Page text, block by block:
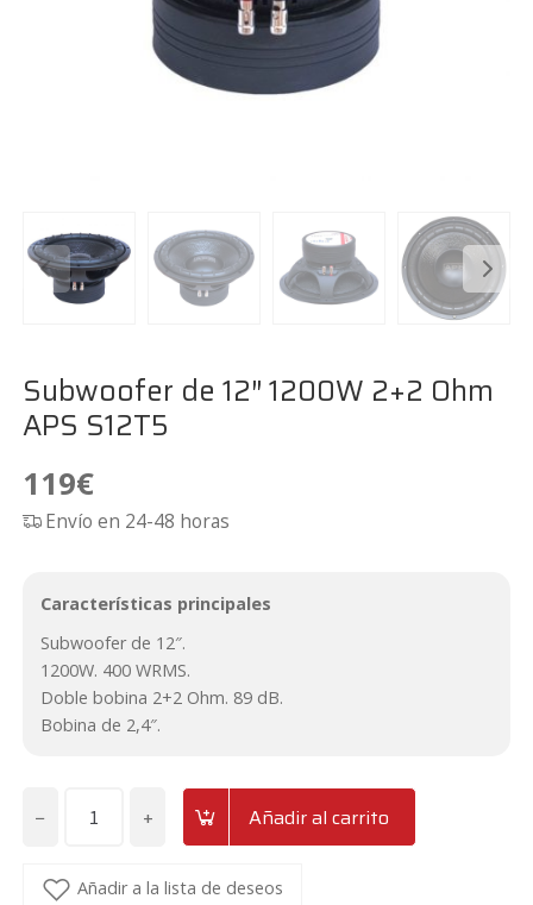
Subwoofer de 12″ 1200W 2+2 Ohm
APS S12T5
119€
Envío en 24-48 horas
Características principales
Subwoofer de 12″.
1200W. 400 WRMS.
Doble bobina 2+2 Ohm. 89 dB.
Bobina de 2,4″.
−
Subwoofer
12"
+ Añadir al carrito
Añadir a la lista de deseos